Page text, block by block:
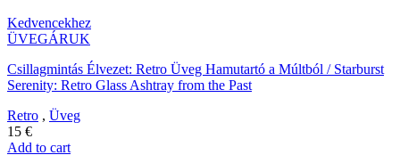
Kedvencekhez
ÜVEGÁRUK
Csillagmintás Élvezet: Retro Üveg Hamutartó a Múltból / Starburst
Serenity: Retro Glass Ashtray from the Past
Retro , Üveg
15 €
Add to cart